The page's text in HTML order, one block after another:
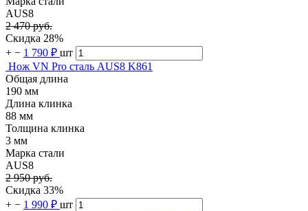
AUS8
2 470 руб.
Скидка 28%
+ − 1 790 ₽ шт
Нож VN Pro сталь AUS8 K861
Общая длина
190 мм
Длина клинка
88 мм
Толщина клинка
3 мм
Марка стали
AUS8
2 950 руб.
Скидка 33%
+ − 1 990 ₽ шт